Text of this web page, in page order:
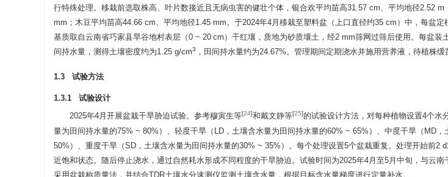
行特殊处理。移栽前选取株高、叶片数接近且无病虫害的健壮个体，银合欢平均苗高31.57 cm、平均地径2.52
mm；木豆平均苗高44.66 cm、平均地径1.45 mm。于2024年4月移栽至塑料盆（上口直径约35 cm）中，每盆
基质取自云南省巧家县旱谷地村表层（0 ~ 20 cm）干红壤，质地为砂质壤土，经2 mm筛网过筛后使用。每盆装
间持水量，测得土壤密度约为1.25 g/cm3 ，田间持水量约为24.67%。管理期间定期浇水并施用营养液，待植株缓
1.3 试验方法
1.3.1 试验设计
2025年4月开展盆栽干旱胁迫试验。参考穆寅生等[24]和戴文静等[25]的试验设计方法，对每种植物设置4个水
量为田间持水量的75% ~ 80%）、轻度干旱（LD，土壤含水量为田间持水量的60% ~ 65%）、中度干旱（MD
50%）、重度干旱（SD，土壤含水量为田间持水量的30% ~ 35%）。每个处理设置5个盆栽重复。处理开始前2
近饱和状态。随后停止浇水，通过自然耗水形成不同程度的干旱胁迫。试验时间为2025年4月至5月中旬，与云
采用盆栽称质量法，并结合TDR土壤水分速测仪监测土壤含水量，根据目标含水量梯度进行定量补水。